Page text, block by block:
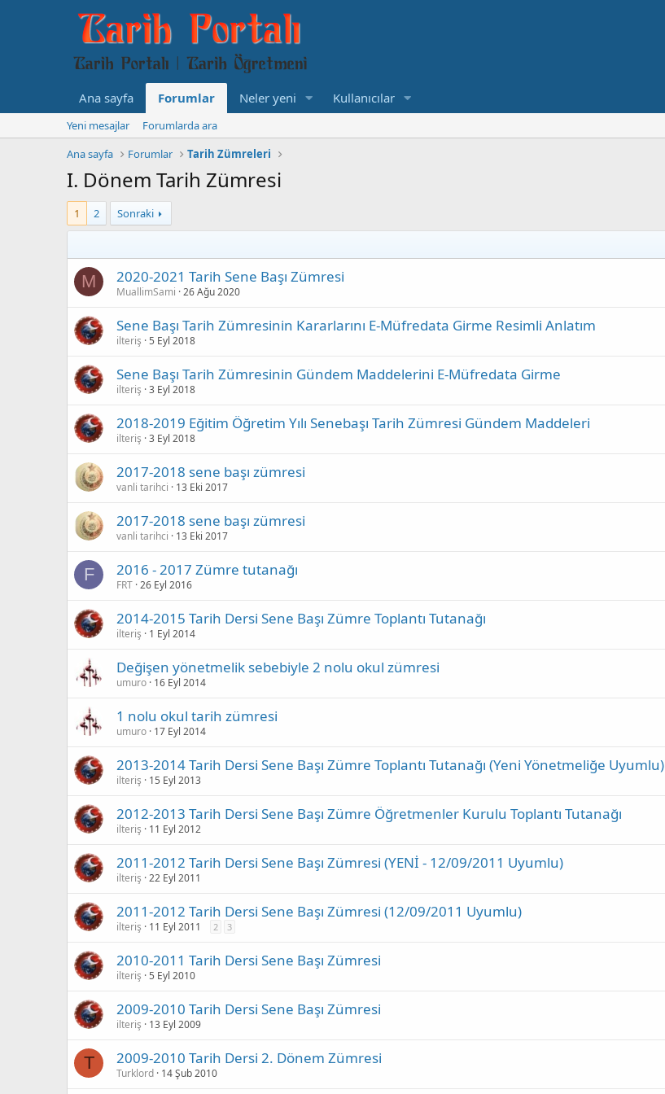
Ana sayfa Forumlar Neler yeni Kullanıcılar
Yeni mesajlar
Forumlarda ara
Ana sayfa
Forumlar Tarih Zümreleri
I. Dönem Tarih Zümresi
1 2 Sonraki
M 2020-2021 Tarih Sene Başı Zümresi
MuallimSami 26 Ağu 2020
Sene Başı Tarih Zümresinin Kararlarını E-Müfredata Girme Resimli Anlatım
ilteriş 5 Eyl 2018
Sene Başı Tarih Zümresinin Gündem Maddelerini E-Müfredata Girme
ilteriş 3 Eyl 2018
2018-2019 Eğitim Öğretim Yılı Senebaşı Tarih Zümresi Gündem Maddeleri
ilteriş 3 Eyl 2018
2017-2018 sene başı zümresi
vanli tarihci 13 Eki 2017
2017-2018 sene başı zümresi
vanli tarihci 13 Eki 2017
F 2016 - 2017 Zümre tutanağı
FRT 26 Eyl 2016
2014-2015 Tarih Dersi Sene Başı Zümre Toplantı Tutanağı
ilteriş 1 Eyl 2014
Değişen yönetmelik sebebiyle 2 nolu okul zümresi
umuro 16 Eyl 2014
1 nolu okul tarih zümresi
umuro 17 Eyl 2014
2013-2014 Tarih Dersi Sene Başı Zümre Toplantı Tutanağı (Yeni Yönetmeliğe Uyumlu)
ilteriş 15 Eyl 2013
2012-2013 Tarih Dersi Sene Başı Zümre Öğretmenler Kurulu Toplantı Tutanağı
ilteriş 11 Eyl 2012
2011-2012 Tarih Dersi Sene Başı Zümresi (YENİ - 12/09/2011 Uyumlu)
ilteriş 22 Eyl 2011
2011-2012 Tarih Dersi Sene Başı Zümresi (12/09/2011 Uyumlu)
ilteriş 11 Eyl 2011 2 3
2010-2011 Tarih Dersi Sene Başı Zümresi
ilteriş 5 Eyl 2010
2009-2010 Tarih Dersi Sene Başı Zümresi
ilteriş 13 Eyl 2009
T 2009-2010 Tarih Dersi 2. Dönem Zümresi
Turklord 14 Şub 2010